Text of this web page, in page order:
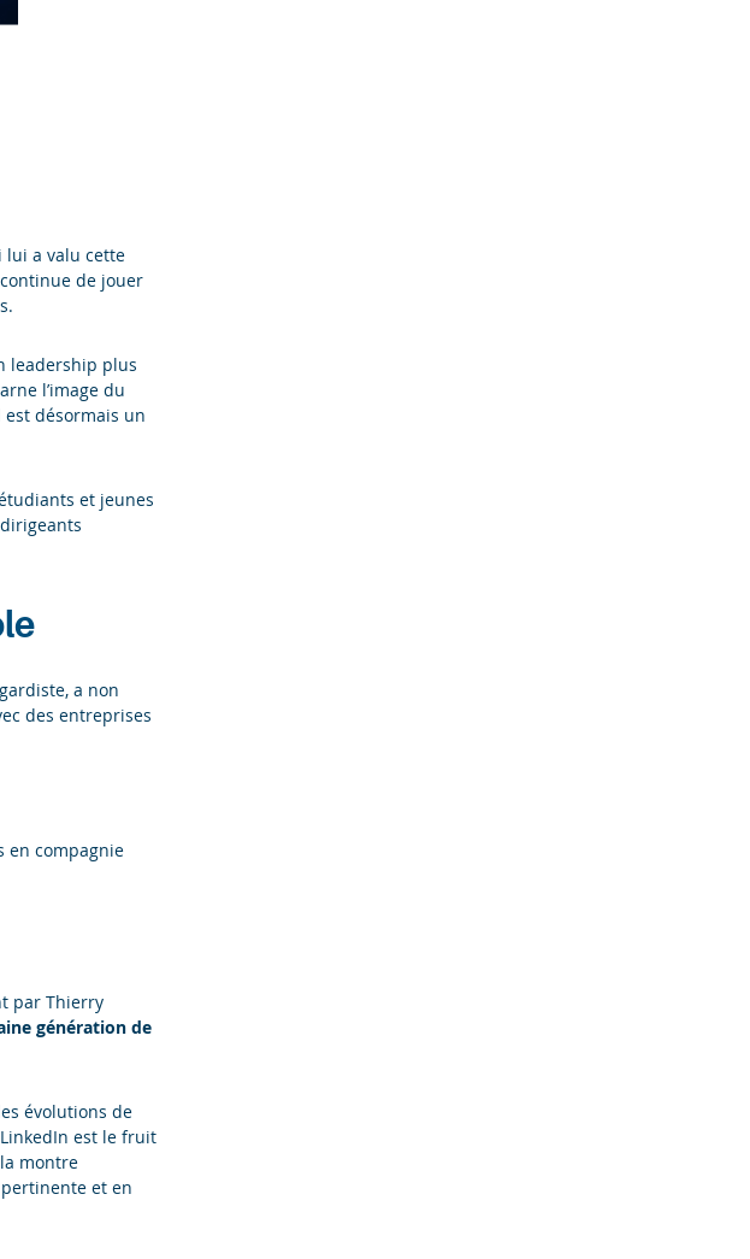
lui a valu cette
de jouer
leadership plus
l’image du
est désormais un
et jeunes
a non
des entreprises
en compagnie
par Thierry
génération de
évolutions de
LinkedIn est le fruit
montre
et en